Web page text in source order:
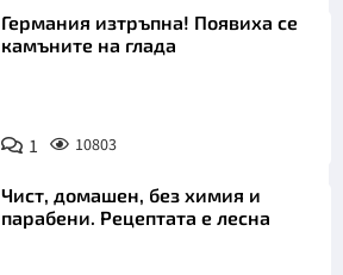
Германия изтръпна! Появиха се
камъните на глада
1 10803
Чист, домашен, без химия и
парабени. Рецептата е лесна